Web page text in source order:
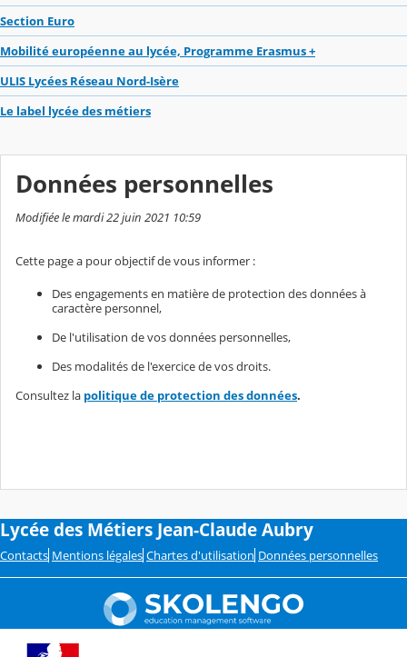
Section Euro
Mobilité européenne au lycée, Programme Erasmus +
ULIS Lycées Réseau Nord-Isère
Le label lycée des métiers
Données personnelles
Modifiée le mardi 22 juin 2021 10:59
Cette page a pour objectif de vous informer :
Des engagements en matière de protection des données à
caractère personnel,
De l'utilisation de vos données personnelles,
Des modalités de l'exercice de vos droits.
Consultez la politique de protection des données.
Lycée des Métiers Jean-Claude Aubry
Contacts Mentions légales Chartes d'utilisation Données personnelles